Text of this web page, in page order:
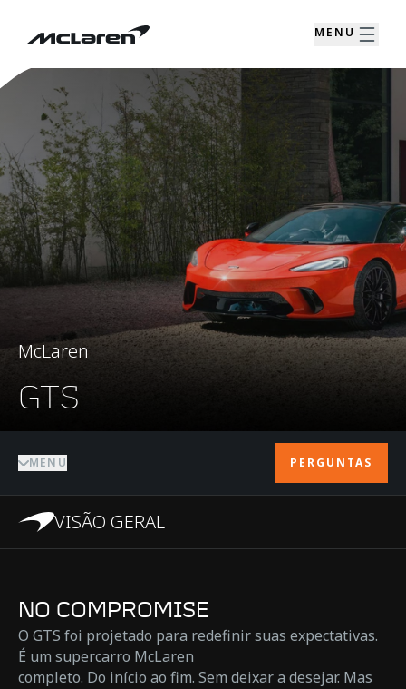
MENU
McLaren
GTS
MENU PERGUNTAS
VISÃO GERAL
NO COMPROMISE
O GTS foi projetado para redefinir suas expectativas.
É um supercarro McLaren
completo. Do início ao fim. Sem deixar a desejar. Mas